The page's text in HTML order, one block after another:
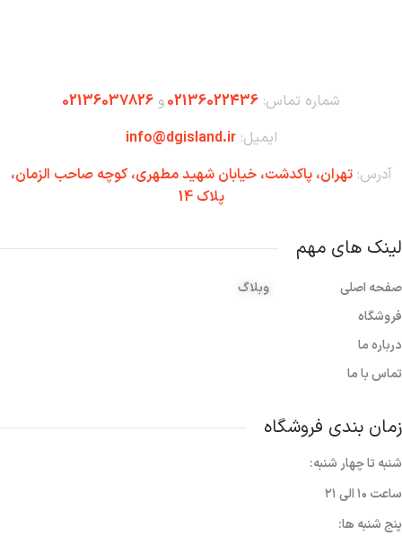
شماره تماس: 02136022436و 02136037826
ایمیل:info@dgisland.ir
آدرس:تهران،‌ پاکدشت، خیابان شهید مطهری، کوچه صاحب الزمان،
پلاک 14
لینک های مهم
صفحه اصلی
فروشگاه
درباره ما
تماس با ما
وبلاگ
زمان بندی فروشگاه
شنبه تا چهار شنبه:
ساعت ۱۰ الی ۲۱
پنج شنبه ها: